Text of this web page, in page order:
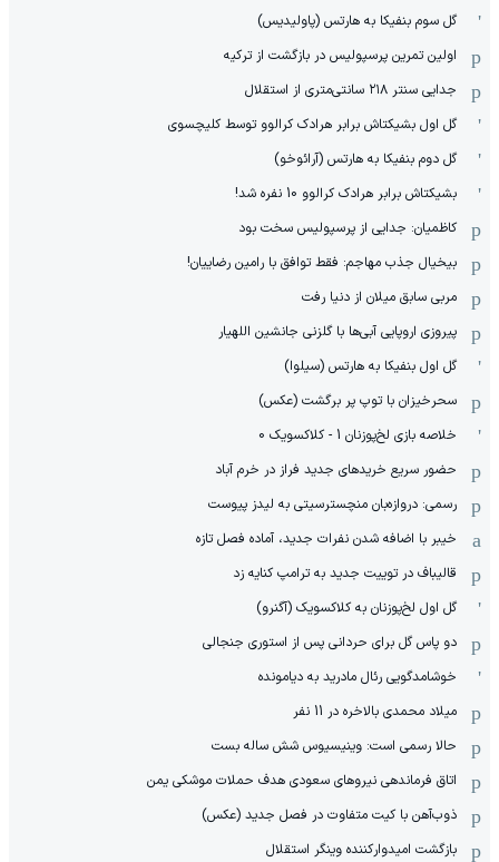
گل سوم بنفیکا به هارتس (پاولیدیس)
اولین تمرین پرسپولیس در بازگشت از ترکیه
جدایی سنتر ۲۱۸ سانتی‌متری از استقلال
گل اول بشیکتاش برابر هرادک کرالوو توسط کلیچسوی
گل دوم بنفیکا به هارتس (آرائوخو)
بشیکتاش برابر هرادک کرالوو 10 نفره شد!
کاظمیان: جدایی از پرسپولیس سخت بود
بیخیال جذب مهاجم: فقط توافق با رامین رضاییان!
مربی سابق میلان از دنیا رفت
پیروزی اروپایی آبی‌ها با گلزنی جانشین اللهیار
گل اول بنفیکا به هارتس (سیلوا)
سحرخیزان با توپ پر برگشت (عکس)
خلاصه بازی لخ‌پوزنان 1 - کلاکسویک 0
حضور سریع خریدهای جدید فراز در خرم آباد
رسمی: دروازه‌بان منچسترسیتی به لیدز پیوست
خیبر با اضافه شدن نفرات جدید، آماده فصل تازه
قالیباف در توییت جدید به ترامپ کنایه زد
گل اول لخ‌پوزنان به کلاکسویک (آگنرو)
دو پاس گل برای حردانی پس از استوری جنجالی
خوشامدگویی رئال مادرید به دیامونده
میلاد محمدی بالاخره در 11 نفر
حالا رسمی است: وینیسیوس شش ساله بست
اتاق فرماندهی نیروهای سعودی هدف حملات موشکی یمن
ذوب‌آهن با کیت متفاوت در فصل جدید (عکس)
بازگشت امیدوارکننده وینگر استقلال